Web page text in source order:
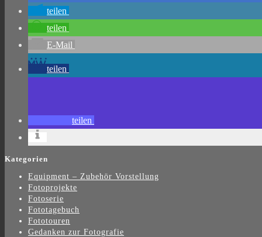
teilen
teilen
E-Mail
teilen
teilen
Kategorien
Equipment – Zubehör Vorstellung
Fotoprojekte
Fotoserie
Fototagebuch
Fototouren
Gedanken zur Fotografie